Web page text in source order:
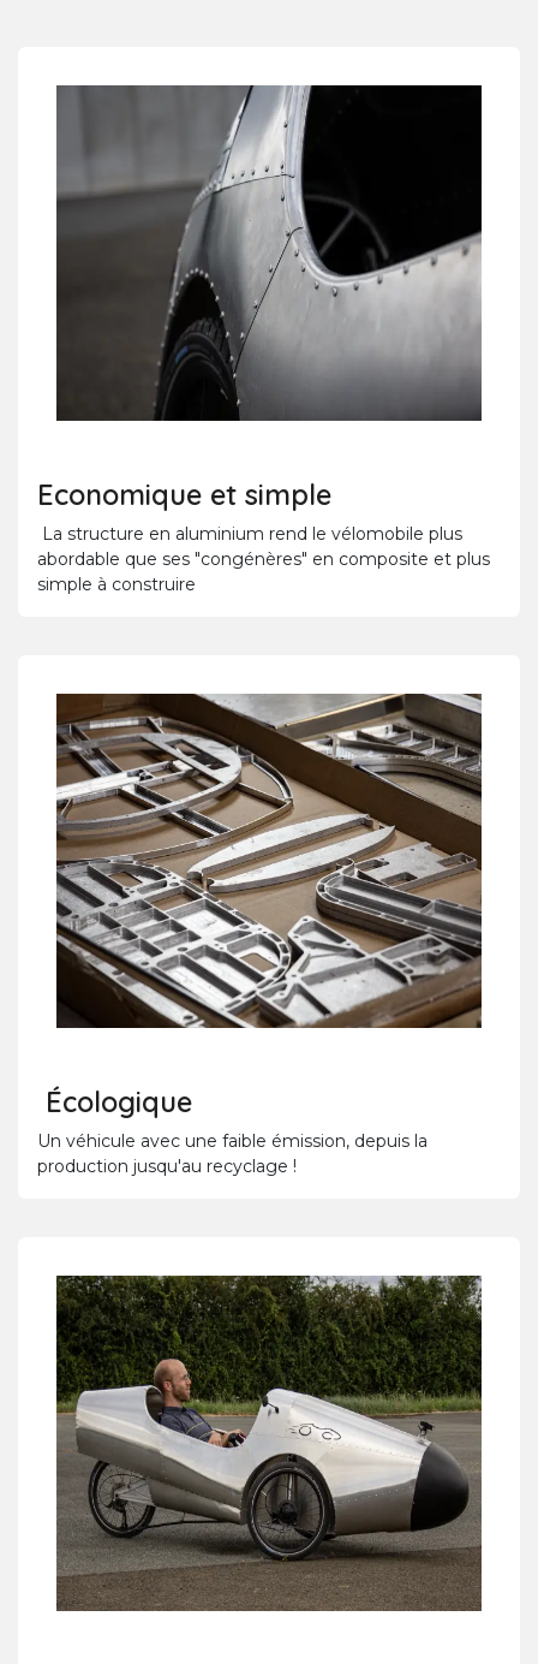
Economique et simple
La structure en aluminium rend le vélomobile plus
abordable que ses "congénères" en composite et plus
simple à construire
Écologique
Un véhicule avec une faible émission, depuis la
production jusqu'au recyclage !